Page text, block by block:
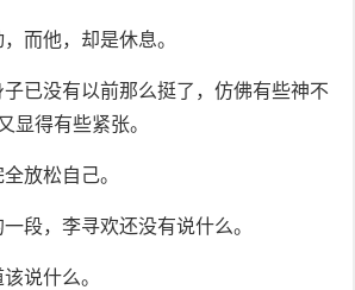
而他，却是休息。
已没有以前那么挺了，仿佛有些神不
显得有些紧张。
放松自己。
段，李寻欢还没有说什么。
说什么。